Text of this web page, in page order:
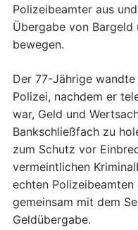
Polizeibeamter aus
Übergabe von Bargeld
bewegen.
Der 77-Jährige
Polizei, nachdem er
war, Geld und
Bankschließfach zu
zum Schutz vor
vermeintlichen
echten
gemeinsam mit dem
Geldübergabe.